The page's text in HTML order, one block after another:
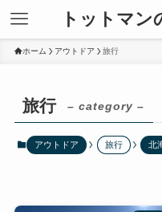
トットマン
ホーム アウトドア 旅行
旅行 – category –
アウトドア 旅行 北